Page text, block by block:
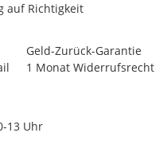
auf Richtigkeit
Geld-Zurück-Garantie
1 Monat Widerrufsrecht
13 Uhr